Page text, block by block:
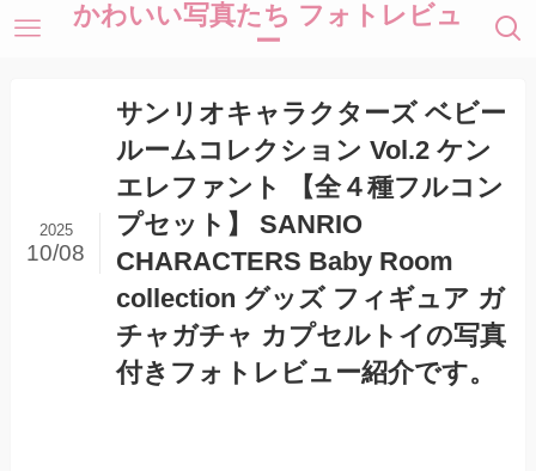
かわいい写真たち フォトレビュ
ー
サンリオキャラクターズ ベビー
ルームコレクション Vol.2 ケン
エレファント 【全４種フルコン
プセット】 SANRIO
CHARACTERS Baby Room
collection グッズ フィギュア ガ
チャガチャ カプセルトイの写真
付きフォトレビュー紹介です。
2025
10/08